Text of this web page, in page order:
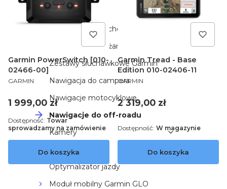
Dla kierowców
Nawigacje samochodowe
Nawigacja do ciężarówek
Zestawy słuchawkowe Garmin
Nawigacja do campera
Nawigacje motocyklowe
Nawigacje do off-roadu
Kamery
Rejestratory
Optymalizator jazdy
Moduł mobilny Garmin GLO
Garmin PowerSwitch [010-
02466-00]
PRODUCENT
GARMIN
Cena
1 999,00 zł
Do koszyka
Dostępność: Towar
sprowadzamy na zamówienie
Garmin Tread - Base
Edition 010-02406-11
PRODUCENT
GARMIN
Cena
2 319,00 zł
Do koszyka
Dostępność: W magazynie